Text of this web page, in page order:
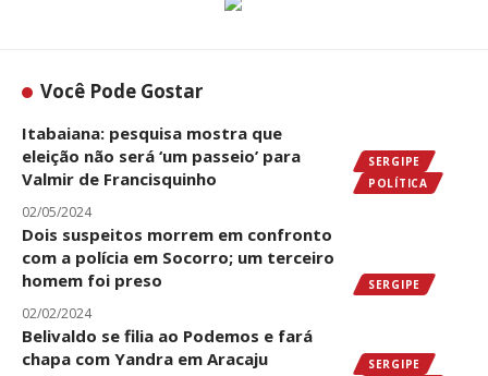
Você Pode Gostar
SERGIPE
POLÍTICA
Itabaiana: pesquisa mostra que
eleição não será ‘um passeio’ para
Valmir de Francisquinho
02/05/2024
SERGIPE
Dois suspeitos morrem em confronto
com a polícia em Socorro; um terceiro
homem foi preso
02/02/2024
SERGIPE
Belivaldo se filia ao Podemos e fará
chapa com Yandra em Aracaju